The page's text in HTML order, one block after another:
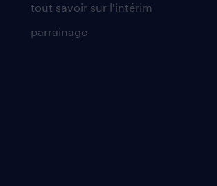
tout savoir sur l'intérim
parrainage